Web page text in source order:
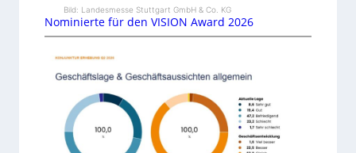
Bild: Landesmesse Stuttgart GmbH & Co. KG
Nominierte für den VISION Award 2026